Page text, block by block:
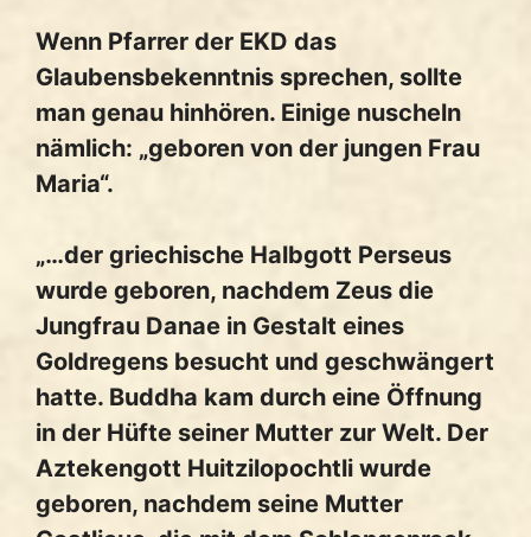
Wenn Pfarrer der EKD das
Glaubensbekenntnis sprechen, sollte
man genau hinhören. Einige nuscheln
nämlich: „geboren von der jungen Frau
Maria“.
„…der griechische Halbgott Perseus
wurde geboren, nachdem Zeus die
Jungfrau Danae in Gestalt eines
Goldregens besucht und geschwängert
hatte. Buddha kam durch eine Öffnung
in der Hüfte seiner Mutter zur Welt. Der
Aztekengott Huitzilopochtli wurde
geboren, nachdem seine Mutter